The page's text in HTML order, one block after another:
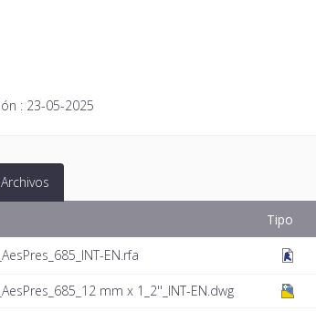
: 23-05-2025
Archivos
Tipo
EN.rfa
mm x 1_2''_INT-EN.dwg